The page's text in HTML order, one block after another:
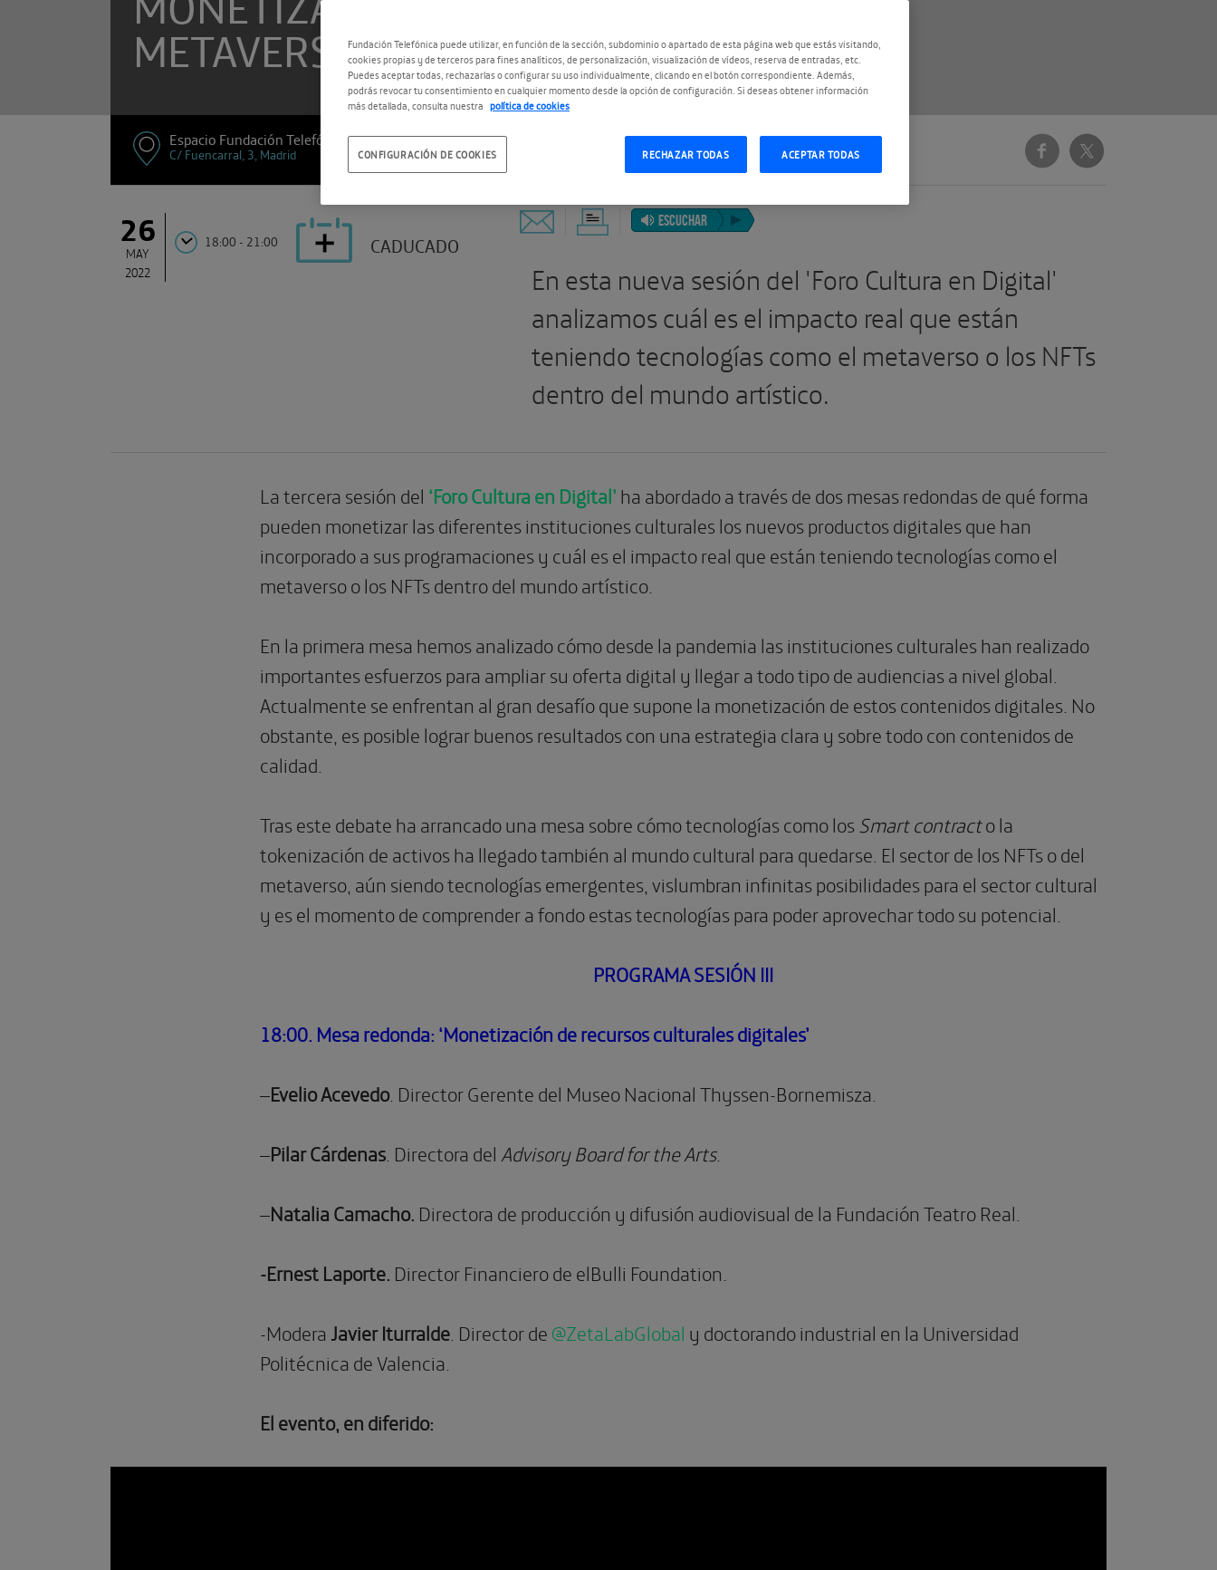
METAVERSO
Espacio Fundación Telefónica
C/ Fuencarral, 3, Madrid #CulturaEnDigital
26
MAY
2022
18:00 - 21:00 CADUCADO
ESCUCHAR
En esta nueva sesión del 'Foro Cultura en Digital'
analizamos cuál es el impacto real que están
teniendo tecnologías como el metaverso o los NFTs
dentro del mundo artístico.
La tercera sesión del ‘Foro Cultura en Digital’ha abordado a través de dos mesas redondas de qué forma
pueden monetizar las diferentes instituciones culturales los nuevos productos digitales que han
incorporado a sus programaciones y cuál es el impacto real que están teniendo tecnologías como el
metaverso o los NFTs dentro del mundo artístico.
En la primera mesa hemos analizado cómo desde la pandemia las instituciones culturales han realizado
importantes esfuerzos para ampliar su oferta digital y llegar a todo tipo de audiencias a nivel global.
Actualmente se enfrentan al gran desafío que supone la monetización de estos contenidos digitales. No
obstante, es posible lograr buenos resultados con una estrategia clara y sobre todo con contenidos de
calidad.
Tras este debate ha arrancado una mesa sobre cómo tecnologías como los Smart contracto la
tokenización de activos ha llegado también al mundo cultural para quedarse. El sector de los NFTs o del
metaverso, aún siendo tecnologías emergentes, vislumbran infinitas posibilidades para el sector cultural
y es el momento de comprender a fondo estas tecnologías para poder aprovechar todo su potencial.
PROGRAMA SESIÓN III
18:00. Mesa redonda: ‘Monetización de recursos culturales digitales’
–Evelio Acevedo. Director Gerente del Museo Nacional Thyssen-Bornemisza.
–Pilar Cárdenas . Directora del Advisory Board for the Arts.
–Natalia Camacho. Directora de producción y difusión audiovisual de la Fundación Teatro Real.
-Ernest Laporte. Director Financiero de elBulli Foundation.
-Modera Javier Iturralde . Director de@ZetaLabGlobal y doctorando industrial en la Universidad
Politécnica de Valencia.
El evento, en diferido:
Fundación Telefónica puede utilizar, en función de la sección, subdominio o apartado de esta página web que estás visitando,
cookies propias y de terceros para fines analíticos, de personalización, visualización de vídeos, reserva de entradas, etc.
Puedes aceptar todas, rechazarlas o configurar su uso individualmente, clicando en el botón correspondiente. Además,
podrás revocar tu consentimiento en cualquier momento desde la opción de configuración. Si deseas obtener información
más detallada, consulta nuestra política de cookies
RECHAZAR TODAS ACEPTAR TODAS
CONFIGURACIÓN DE COOKIES